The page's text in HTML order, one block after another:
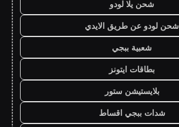
شحن يلا لودو
شحن لودو عن طريق الايدي
شعبية ببجي
بطاقات ايتونز
بلايستيشن ستور
شدات ببجي اقساط